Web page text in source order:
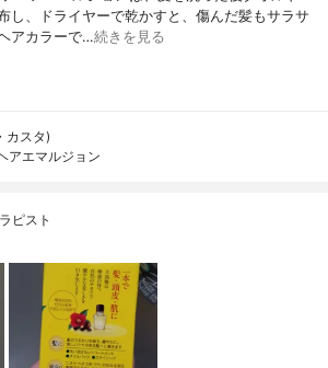
し、ドライヤーで乾かすと、傷んだ髪もサラサ
アカラーで…続きを見る
カスタ)
アエマルジョン
ピスト